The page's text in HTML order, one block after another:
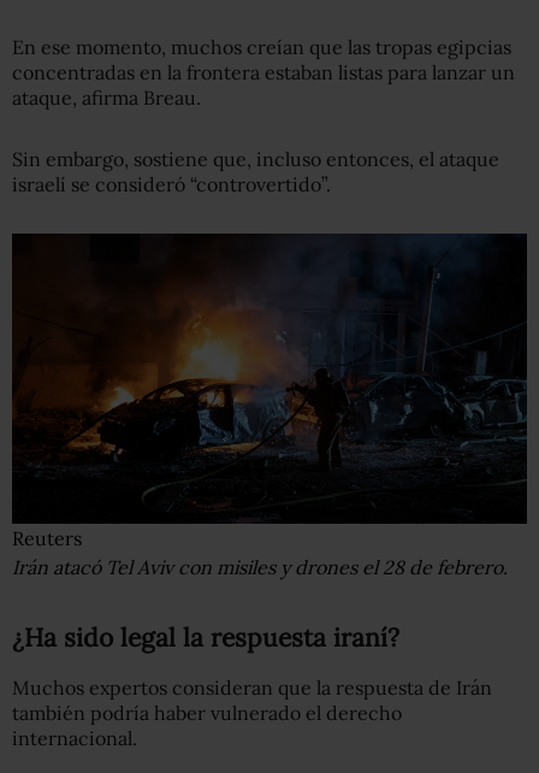
En ese momento, muchos creían que las tropas egipcias
concentradas en la frontera estaban listas para lanzar un
ataque, afirma Breau.
Sin embargo, sostiene que, incluso entonces, el ataque
israelí se consideró “controvertido”.
Reuters
Irán atacó Tel Aviv con misiles y drones el 28 de febrero.
¿Ha sido legal la respuesta iraní?
Muchos expertos consideran que la respuesta de Irán
también podría haber vulnerado el derecho
internacional.